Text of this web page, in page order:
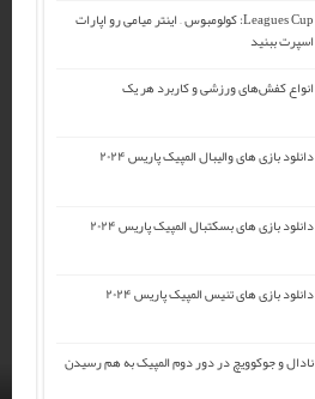
Leagues Cup: کولومبوس – اینتر میامی رو اپارات
اسپرت ببنید
انواع کفش‌های ورزشی و کاربرد هر یک
دانلود بازی های والیبال المپیک پاریس ۲۰۲۴
دانلود بازی های بسکتبال المپیک پاریس ۲۰۲۴
دانلود بازی های تنیس المپیک پاریس ۲۰۲۴
نادال و جوکوویچ در دور دوم المپیک به هم رسیدن